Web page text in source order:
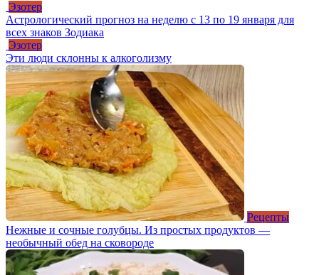
Эзотер
Астрологический прогноз на неделю с 13 по 19 января для
всех знаков Зодиака
Эзотер
Эти люди склонны к алкоголизму
Рецепты
Нежные и сочные голубцы. Из простых продуктов —
необычный обед на сковороде